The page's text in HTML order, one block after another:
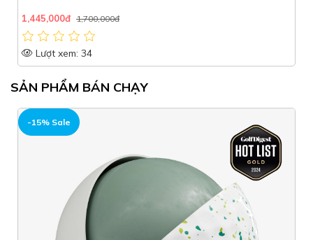
1,445,000đ 1,700,000đ
Lượt xem: 34
SẢN PHẨM BÁN CHẠY
HOT
-15% Sale